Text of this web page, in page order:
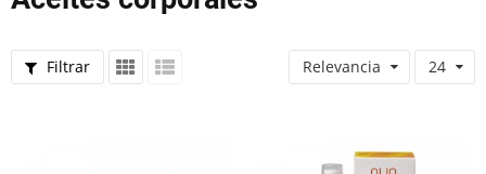
Filtrar Relevancia 24